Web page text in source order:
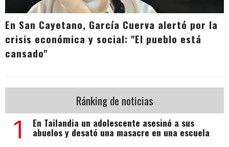
En San Cayetano, García Cuerva alertó por la
crisis económica y social: "El pueblo está
cansado"
Ránking de noticias
1 En Tailandia un adolescente asesinó a sus
abuelos y desató una masacre en una escuela